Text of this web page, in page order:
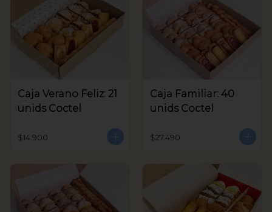
Caja Verano Feliz: 21
unids Coctel
$14.900
Caja Familiar: 40
unids Coctel
$27.490